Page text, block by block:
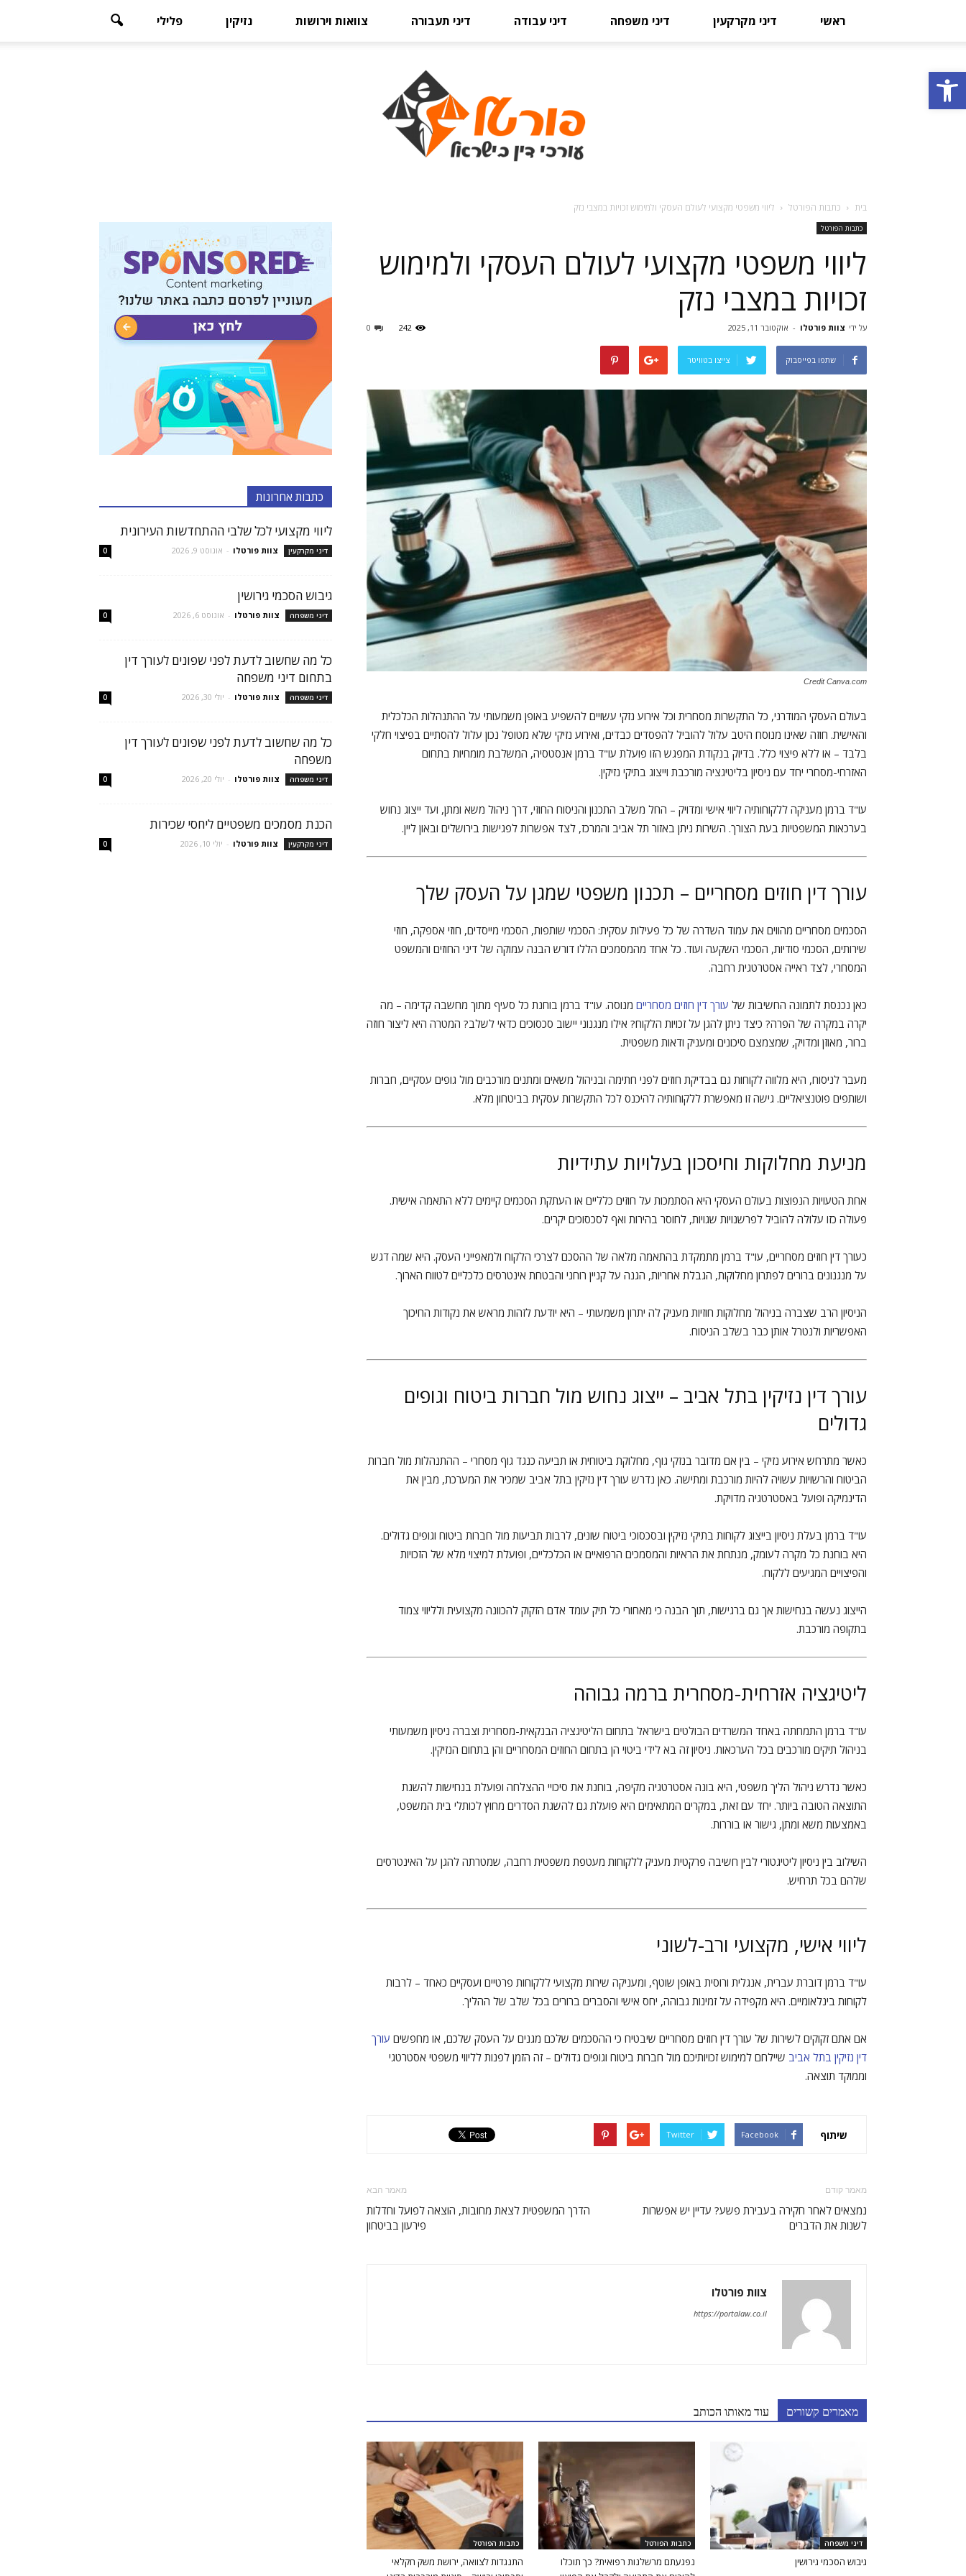
פתח סרגל נגישות
ראשי דיני מקרקעין דיני משפחה דיני עבודה דיני תעבורה צוואות וירושות נזיקין פלילי
דין
בישראל
בית כתבות הפורטל ליווי משפטי מקצועי לעולם העסקי ולמימוש זכויות במצבי נזק
כתבות הפורטל
ליווי משפטי מקצועי לעולם העסקי ולמימוש
זכויות במצבי נזק
על ידי צוות פורטלו - אוקטובר 11, 2025 0 242
שתפו בפייסבוק צייצו בטוויטר
Credit Canva.com
בעולם העסקי המודרני, כל התקשרות מסחרית וכל אירוע נזקי עשויים להשפיע באופן משמעותי על ההתנהלות הכלכלית
והאישית. חוזה שאינו מנוסח היטב עלול להוביל להפסדים כבדים, ואירוע נזיקי שלא מטופל נכון עלול להסתיים בפיצוי חלקי
בלבד – או ללא פיצוי כלל. בדיוק בנקודת המפגש הזו פועלת עו"ד ברמן אנסטסיה, המשלבת מומחיות בתחום
האזרחי-מסחרי יחד עם ניסיון בליטיגציה מורכבת וייצוג בתיקי נזיקין.
עו"ד ברמן מעניקה ללקוחותיה ליווי אישי ומדויק – החל משלב התכנון והניסוח החוזי, דרך ניהול משא ומתן, ועד ייצוג נחוש
בערכאות המשפטיות בעת הצורך. השירות ניתן באזור תל אביב והמרכז, לצד אפשרות לפגישות בירושלים ובאון ליין.
עורך דין חוזים מסחריים – תכנון משפטי שמגן על העסק שלך
הסכמים מסחריים מהווים את עמוד השדרה של כל פעילות עסקית: הסכמי שותפות, הסכמי מייסדים, חוזי אספקה, חוזי
שירותים, הסכמי סודיות, הסכמי השקעה ועוד. כל אחד מהמסמכים הללו דורש הבנה עמוקה של דיני החוזים והמשפט
המסחרי, לצד ראייה אסטרטגית רחבה.
כאן נכנסת לתמונה החשיבות של עורך דין חוזים מסחריים מנוסה. עו"ד ברמן בוחנת כל סעיף מתוך מחשבה קדימה – מה
יקרה במקרה של הפרה? כיצד ניתן להגן על זכויות הלקוח? אילו מנגנוני יישוב סכסוכים כדאי לשלב? המטרה היא ליצור חוזה
ברור, מאוזן ומדויק, שמצמצם סיכונים ומעניק ודאות משפטית.
מעבר לניסוח, היא מלווה לקוחות גם בבדיקת חוזים לפני חתימה ובניהול משאים ומתנים מורכבים מול גופים עסקיים, חברות
ושותפים פוטנציאליים. גישה זו מאפשרת ללקוחותיה להיכנס לכל התקשרות עסקית בביטחון מלא.
מניעת מחלוקות וחיסכון בעלויות עתידיות
אחת הטעויות הנפוצות בעולם העסקי היא הסתמכות על חוזים כלליים או העתקת הסכמים קיימים ללא התאמה אישית.
פעולה כזו עלולה להוביל לפרשנויות שגויות, לחוסר בהירות ואף לסכסוכים יקרים.
כעורך דין חוזים מסחריים, עו"ד ברמן מתמקדת בהתאמה מלאה של ההסכם לצרכי הלקוח ולמאפייני העסק. היא שמה דגש
על מנגנונים ברורים לפתרון מחלוקות, הגבלת אחריות, הגנה על קניין רוחני והבטחת אינטרסים כלכליים לטווח הארוך.
הניסיון הרב שצברה בניהול מחלוקות חוזיות מעניק לה יתרון משמעותי – היא יודעת לזהות מראש את נקודות החיכוך
האפשריות ולנטרל אותן כבר בשלב הניסוח.
עורך דין נזיקין בתל אביב – ייצוג נחוש מול חברות ביטוח וגופים
גדולים
כאשר מתרחש אירוע נזיקי – בין אם מדובר בנזקי גוף, מחלוקת ביטוחית או תביעה כנגד גוף מסחרי – ההתנהלות מול חברות
הביטוח והרשויות עשויה להיות מורכבת ומתישה. כאן נדרש עורך דין נזיקין בתל אביב שמכיר את המערכת, מבין את
הדינמיקה ופועל באסטרטגיה מדויקת.
עו"ד ברמן בעלת ניסיון בייצוג לקוחות בתיקי נזיקין ובסכסוכי ביטוח שונים, לרבות תביעות מול חברות ביטוח וגופים גדולים.
היא בוחנת כל מקרה לעומק, מנתחת את הראיות והמסמכים הרפואיים או הכלכליים, ופועלת למיצוי מלא של הזכויות
והפיצויים המגיעים ללקוח.
הייצוג נעשה בנחישות אך גם ברגישות, תוך הבנה כי מאחורי כל תיק עומד אדם הזקוק להכוונה מקצועית ולליווי צמוד
בתקופה מורכבת.
ליטיגציה אזרחית-מסחרית ברמה גבוהה
עו"ד ברמן התמחתה באחד המשרדים הבולטים בישראל בתחום הליטיגציה הבנקאית-מסחרית וצברה ניסיון משמעותי
בניהול תיקים מורכבים בכל הערכאות. ניסיון זה בא לידי ביטוי הן בתחום החוזים המסחריים והן בתחום הנזיקין.
כאשר נדרש ניהול הליך משפטי, היא בונה אסטרטגיה מקיפה, בוחנת את סיכויי ההצלחה ופועלת בנחישות להשגת
התוצאה הטובה ביותר. יחד עם זאת, במקרים המתאימים היא פועלת גם להשגת הסדרים מחוץ לכותלי בית המשפט,
באמצעות משא ומתן, גישור או בוררות.
השילוב בין ניסיון ליטיגטורי לבין חשיבה פרקטית מעניק ללקוחות מעטפת משפטית רחבה, שמטרתה להגן על האינטרסים
שלהם בכל תרחיש.
ליווי אישי, מקצועי ורב-לשוני
עו"ד ברמן דוברת עברית, אנגלית ורוסית באופן שוטף, ומעניקה שירות מקצועי ללקוחות פרטיים ועסקיים כאחד – לרבות
לקוחות בינלאומיים. היא מקפידה על זמינות גבוהה, יחס אישי והסברים ברורים בכל שלב של ההליך.
אם אתם זקוקים לשירות של עורך דין חוזים מסחריים שיבטיח כי ההסכמים שלכם מגנים על העסק שלכם, או מחפשים עורך
דין נזיקין בתל אביב שיילחם למימוש זכויותיכם מול חברות ביטוח וגופים גדולים – זה הזמן לפנות לליווי משפטי אסטרטגי
וממוקד תוצאה.
שיתוף Facebook
Twitter
מאמר קודם
נמצאים לאחר חקירה בעבירת פשע? עדיין יש אפשרות
לשנות את הדברים
מאמר הבא
הדרך המשפטית לצאת מחובות, הוצאה לפועל וחדלות
פירעון בביטחון
צוות פורטלו
https://portalaw.co.il
מאמרים קשורים עוד מאותו הכותב
דיני משפחה
גיבוש הסכמי גירושין
כתבות הפורטל
נפגעתם מרשלנות רפואית? כך תוכלו
כתבות הפורטל
התנגדות לצוואה, ירושת משק חקלאי
כתבות אחרונות
ליווי מקצועי לכל שלבי ההתחדשות העירונית
דיני מקרקעין צוות פורטלו - אוגוסט 9, 2026 0
גיבוש הסכמי גירושין
דיני משפחה צוות פורטלו - אוגוסט 6, 2026 0
כל מה שחשוב לדעת לפני שפונים לעורך דין
בתחום דיני משפחה
דיני משפחה צוות פורטלו - יולי 30, 2026 0
כל מה שחשוב לדעת לפני שפונים לעורך דין
משפחה
דיני משפחה צוות פורטלו - יולי 20, 2026 0
הכנת מסמכים משפטיים ליחסי שכירות
דיני מקרקעין צוות פורטלו - יולי 10, 2026 0